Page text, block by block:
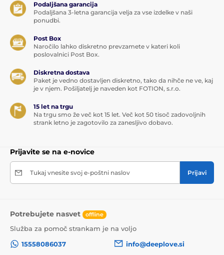
Podaljšana garancija
Podaljšana 3-letna garancija velja za vse izdelke v naši
ponudbi.
Post Box
Naročilo lahko diskretno prevzamete v kateri koli
poslovalnici Post Box.
Diskretna dostava
Paket je vedno dostavljen diskretno, tako da nihče ne ve, kaj
je v njem. Pošiljatelj je naveden kot FOTION, s.r.o.
15 let na trgu
Na trgu smo že več kot 15 let. Več kot 50 tisoč zadovoljnih
strank letno je zagotovilo za zanesljivo dobavo.
Prijavite se na e-novice
Tukaj vnesite svoj e-poštni naslov Prijavi
Potrebujete nasvet offline
Služba za pomoč strankam je na voljo
15558086037
info@deeplove.si